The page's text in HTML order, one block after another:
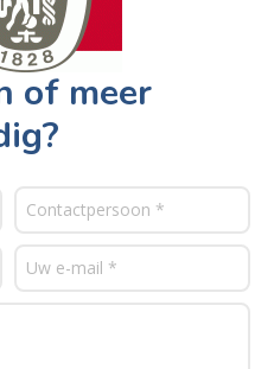
of meer